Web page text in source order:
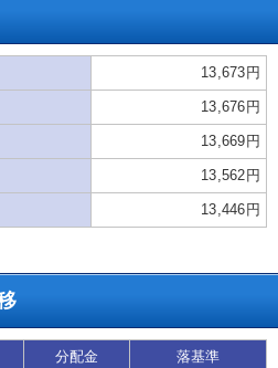
13,673円
13,676円
13,669円
13,562円
13,446円
分配金 落基準